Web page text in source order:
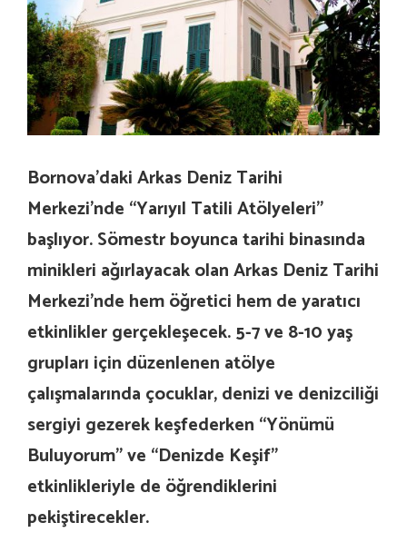
Bornova’daki Arkas Deniz Tarihi
Merkezi’nde “Yarıyıl Tatili Atölyeleri”
başlıyor. Sömestr boyunca tarihi binasında
minikleri ağırlayacak olan Arkas Deniz Tarihi
Merkezi’nde hem öğretici hem de yaratıcı
etkinlikler gerçekleşecek. 5-7 ve 8-10 yaş
grupları için düzenlenen atölye
çalışmalarında çocuklar, denizi ve denizciliği
sergiyi gezerek keşfederken “Yönümü
Buluyorum” ve “Denizde Keşif”
etkinlikleriyle de öğrendiklerini
pekiştirecekler.